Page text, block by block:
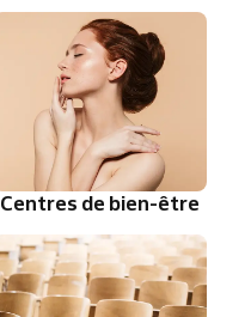
Centres de bien-être